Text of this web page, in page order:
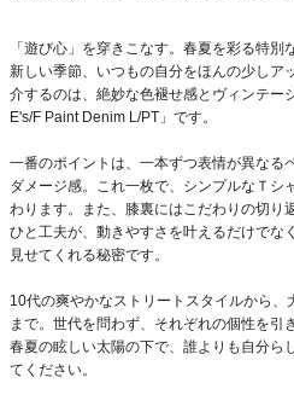
「遊び心」を穿きこなす。春夏を彩る特別
新しい季節、いつもの自分をほんの少しア
介するのは、絶妙な色褪せ感とヴィンテー
E's/F Paint Denim L/PT」です。
一番のポイントは、一本ずつ表情が異なる
ダメージ感。これ一枚で、シンプルなＴシ
わります。また、膝裏にはこだわりの切り
ひと工夫が、動きやすさを叶えるだけでな
見せてくれる秘密です。
10代の爽やかなストリートスタイルから
まで。世代を問わず、それぞれの個性を引
春夏の眩しい太陽の下で、誰よりも自分ら
てください。